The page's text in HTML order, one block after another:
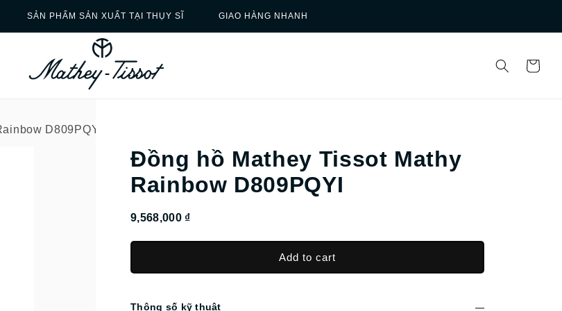
SẢN PHẨM SẢN XUẤT TẠI THỤY SĨ GIAO HÀNG NHANH
D809PQYI
Đồng hồ Mathey Tissot Mathy
Rainbow D809PQYI
9,568,000 ₫
Add to cart
Thông số kỹ thuật